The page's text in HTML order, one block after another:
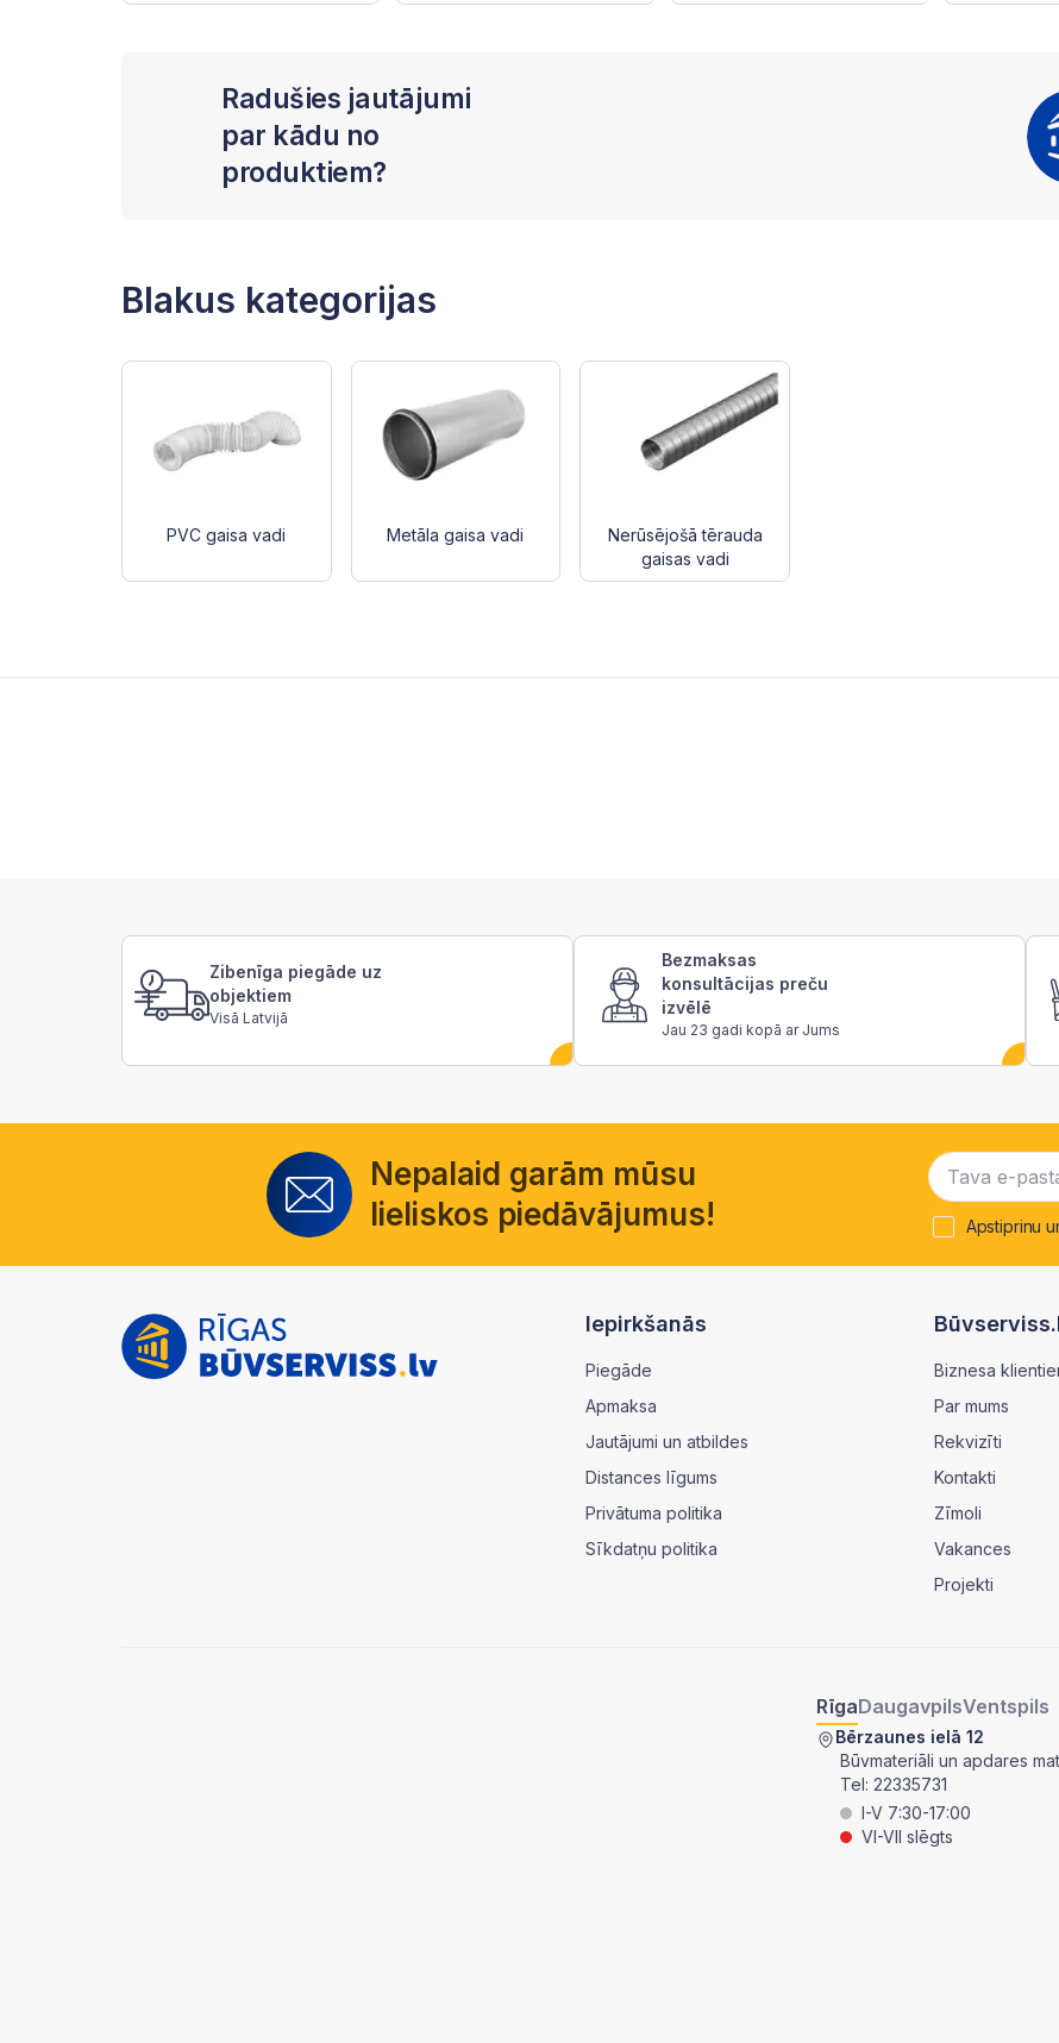
Radušies jautājumi
par kādu no
produktiem?
Blakus kategorijas
PVC gaisa vadi Metāla gaisa vadi
Nerūsējošā tērauda
gaisas vadi
Zibenīga piegāde uz
objektiem
Visā Latvijā
Bezmaksas
konsultācijas preču
izvēlē
Jau 23 gadi kopā ar Jums
Nepalaid garām mūsu
lieliskos piedāvājumus!
Apstiprinu
Iepirkšanās
Piegāde
Apmaksa
Jautājumi un atbildes
Distances līgums
Privātuma politika
Sīkdatņu politika
Biznesa
Par mums
Rekvizīti
Kontakti
Zīmoli
Vakances
Projekti
RīgaDaugavpilsVentspils
Bērzaunes ielā 12
Būvmateriāli un apdares
Tel: 22335731
I-V 7:30-17:00
VI-VII slēgts